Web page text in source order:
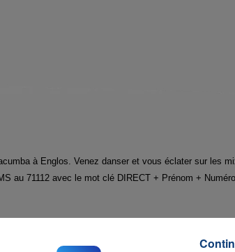
à Englos. Venez danser et vous éclater sur les
au 71112 avec le mot clé DIRECT + Prénom + Numéro